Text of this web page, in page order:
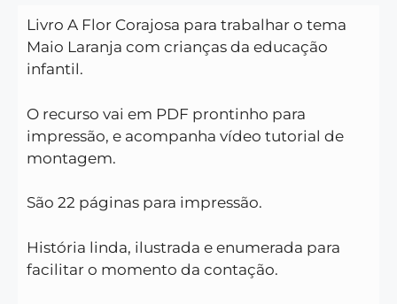
Livro A Flor Corajosa para trabalhar o tema
Maio Laranja com crianças da educação
infantil.
O recurso vai em PDF prontinho para
impressão, e acompanha vídeo tutorial de
montagem.
São 22 páginas para impressão.
História linda, ilustrada e enumerada para
facilitar o momento da contação.